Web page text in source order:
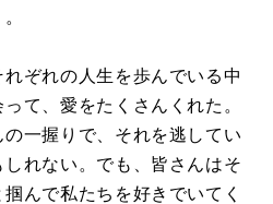
ぞれの人生を歩んでいる中
て、愛をたくさんくれた。
一握りで、それを逃してい
れない。でも、皆さんはそ
んで私たちを好きでいてく